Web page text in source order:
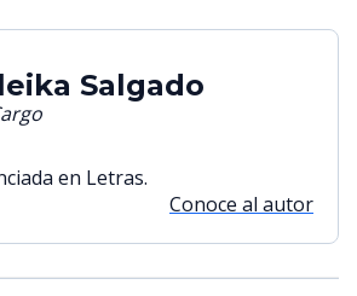
Salgado
en Letras.
Conoce al autor